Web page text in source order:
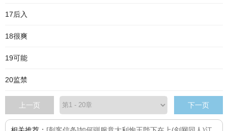
17后入
18很爽
19可能
20监禁
上一页 下一页